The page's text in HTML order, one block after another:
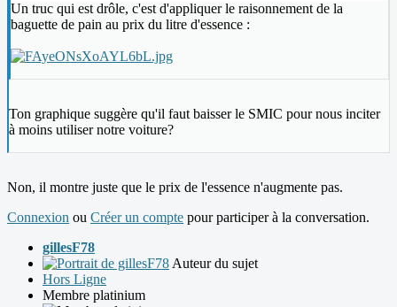
Un truc qui est drôle, c'est d'appliquer le raisonnement de la
baguette de pain au prix du litre d'essence :
Ton graphique suggère qu'il faut baisser le SMIC pour nous inciter
à moins utiliser notre voiture?
Non, il montre juste que le prix de l'essence n'augmente pas.
Connexion ou Créer un compte pour participer à la conversation.
gillesF78
Auteur du sujet
Hors Ligne
Membre platinium